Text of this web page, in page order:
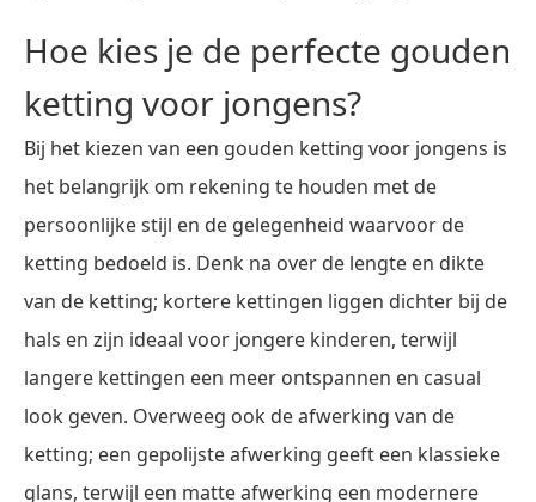
Hoe kies je de perfecte gouden
ketting voor jongens?
Bij het kiezen van een gouden ketting voor jongens is
het belangrijk om rekening te houden met de
persoonlijke stijl en de gelegenheid waarvoor de
ketting bedoeld is. Denk na over de lengte en dikte
van de ketting; kortere kettingen liggen dichter bij de
hals en zijn ideaal voor jongere kinderen, terwijl
langere kettingen een meer ontspannen en casual
look geven. Overweeg ook de afwerking van de
ketting; een gepolijste afwerking geeft een klassieke
glans, terwijl een matte afwerking een modernere